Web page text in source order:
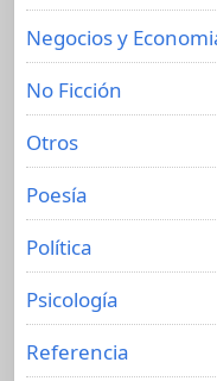
Negocios y
No Ficción
Otros
Poesía
Política
Psicología
Referencia